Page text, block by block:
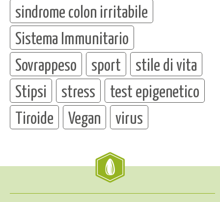
sindrome colon irritabile
Sistema Immunitario
Sovrappeso
sport
stile di vita
Stipsi
stress
test epigenetico
Tiroide
Vegan virus